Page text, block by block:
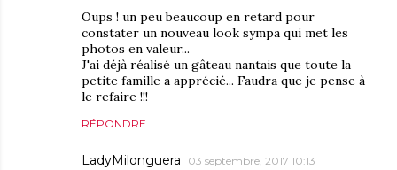
Oups ! un peu beaucoup en retard pour
constater un nouveau look sympa qui met les
photos en valeur...
J'ai déjà réalisé un gâteau nantais que toute la
petite famille a apprécié... Faudra que je pense à
le refaire !!!
RÉPONDRE
LadyMilonguera 03 septembre, 2017 10:13